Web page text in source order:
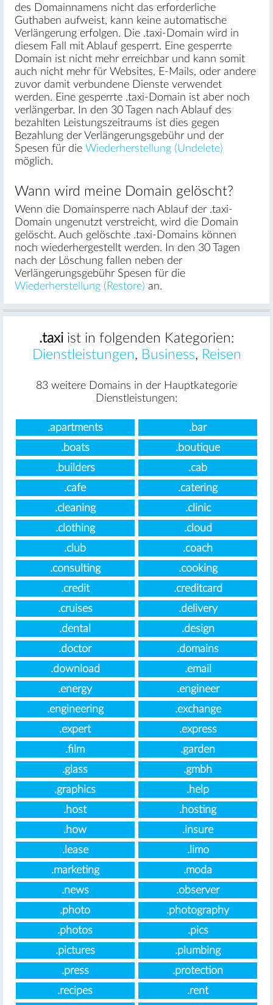
des Domainnamens nicht das erforderliche
Guthaben aufweist, kann keine automatische
Verlängerung erfolgen. Die .taxi-Domain wird in
diesem Fall mit Ablauf gesperrt. Eine gesperrte
Domain ist nicht mehr erreichbar und kann somit
auch nicht mehr für Websites, E-Mails, oder andere
zuvor damit verbundene Dienste verwendet
werden. Eine gesperrte .taxi-Domain ist aber noch
verlängerbar. In den 30 Tagen nach Ablauf des
bezahlten Leistungszeitraums ist dies gegen
Bezahlung der Verlängerungsgebühr und der
Spesen für die Wiederherstellung (Undelete)
möglich.
Wann wird meine Domain gelöscht?
Wenn die Domainsperre nach Ablauf der .taxi-
Domain ungenutzt verstreicht, wird die Domain
gelöscht. Auch gelöschte .taxi-Domains können
noch wiederhergestellt werden. In den 30 Tagen
nach der Löschung fallen neben der
Verlängerungsgebühr Spesen für die
Wiederherstellung (Restore) an.
.taxi ist in folgenden Kategorien:
Dienstleistungen, Business, Reisen
83 weitere Domains in der Hauptkategorie
Dienstleistungen:
.apartments
.bar
.boats
.boutique
.builders
.cab
.cafe
.catering
.cleaning
.clinic
.clothing
.cloud
.club
.coach
.consulting
.cooking
.credit
.creditcard
.cruises
.delivery
.dental
.design
.doctor
.domains
.download
.email
.energy
.engineer
.engineering
.exchange
.expert
.express
.film
.garden
.glass
.gmbh
.graphics
.help
.host
.hosting
.how
.insure
.lease
.limo
.marketing
.moda
.news
.observer
.photo
.photography
.photos
.pics
.pictures
.plumbing
.press
.protection
.recipes
.rent